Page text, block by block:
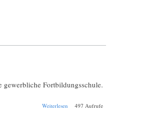
Fortbildungsschule.
Weiterlesen über Schul-
497 Aufrufe